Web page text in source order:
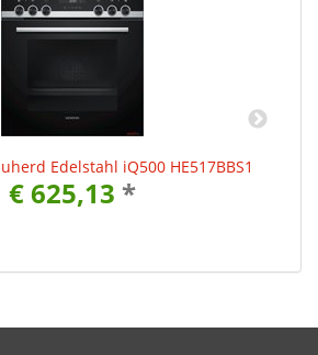
Edelstahl iQ500 HE517BBS1
€ 625,13 *